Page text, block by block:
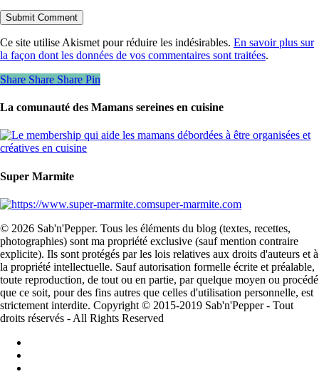
Ce site utilise Akismet pour réduire les indésirables. En savoir plus sur
la façon dont les données de vos commentaires sont traitées.
Share Share Share Pin
La comunauté des Mamans sereines en cuisine
Super Marmite
super-marmite.com
© 2026 Sab'n'Pepper. Tous les éléments du blog (textes, recettes,
photographies) sont ma propriété exclusive (sauf mention contraire
explicite). Ils sont protégés par les lois relatives aux droits d'auteurs et à
la propriété intellectuelle. Sauf autorisation formelle écrite et préalable,
toute reproduction, de tout ou en partie, par quelque moyen ou procédé
que ce soit, pour des fins autres que celles d'utilisation personnelle, est
strictement interdite. Copyright © 2015-2019 Sab'n'Pepper - Tout
droits réservés - All Rights Reserved